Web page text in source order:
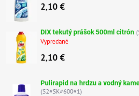
2,10 €
DIX tekutý prášok 500ml citrón
Vypredané
2,10 €
Pulirapid na hrdzu a vodný
(S2#SK#600#1)